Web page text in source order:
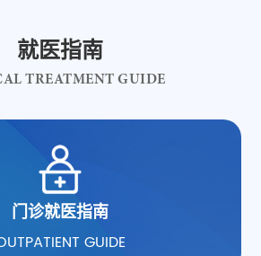
就医指南
TREATMENT GUIDE
门诊就医指南
GUIDE